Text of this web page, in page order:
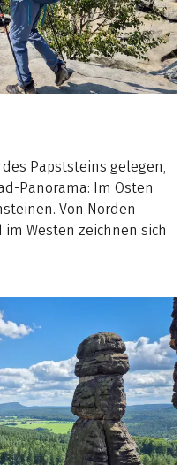
Papststeins gelegen,
Panorama: Im Osten
Von Norden
Westen zeichnen sich